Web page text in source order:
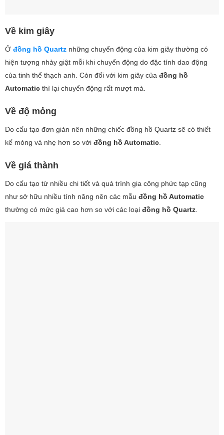
Về kim giây
Ở đồng hồ Quartz những chuyển động của kim giây thường có
hiện tượng nhảy giật mỗi khi chuyển động do đặc tính dao động
của tinh thể thạch anh. Còn đối với kim giây của đồng hồ
Automatic thì lại chuyển động rất mượt mà.
Về độ mỏng
Do cấu tạo đơn giản nên những chiếc đồng hồ Quartz sẽ có thiết
kế mỏng và nhẹ hơn so với đồng hồ Automatic
Về giá thành
Do cấu tạo từ nhiều chi tiết và quá trình gia công phức tạp cũng
như sở hữu nhiều tính năng nên các mẫu đồng hồ Automatic
thường có mức giá cao hơn so với các loại đồng hồ Quartz